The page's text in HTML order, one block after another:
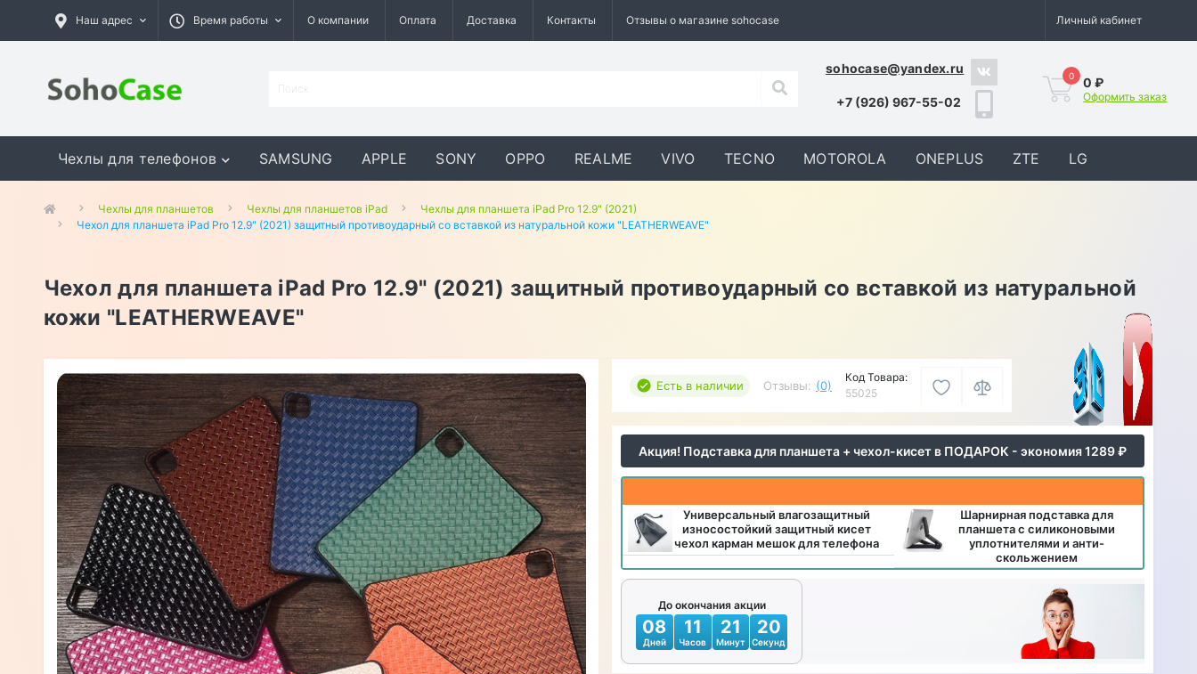
Наш адрес Время работы О компании Оплата Доставка Контакты Отзывы о магазине sohocase Личный кабинет
sohocase@yandex.ru
+7 (926) 967-55-02
0 0 ₽
Оформить заказ
Чехлы для телефонов SAMSUNG APPLE SONY OPPO REALME VIVO TECNO MOTOROLA ONEPLUS ZTE LG
GOOGLE MEIZU ASUS
Чехлы для планшетов Чехлы для планшетов iPad
Чехлы для планшета iPad Pro 12.9" (2021)
Чехол для планшета iPad Pro 12.9" (2021) защитный противоударный со вставкой из натуральной кожи "LEATHERWEAVE"
Чехол для планшета iPad Pro 12.9" (2021) защитный противоударный со вставкой из натуральной
кожи "LEATHERWEAVE"
Есть в наличии Отзывы: (0)
Код Товара:
55025
Акция! Подставка для планшета + чехол-кисет в ПОДАРОК - экономия 1289 ₽
Универсальный влагозащитный
износостойкий защитный кисет
чехол карман мешок для телефона
Шарнирная подставка для
планшета с силиконовыми
уплотнителями и анти-
скольжением
До окончания акции
08
Дней
11
Часов
21
Минут
18
Секунд